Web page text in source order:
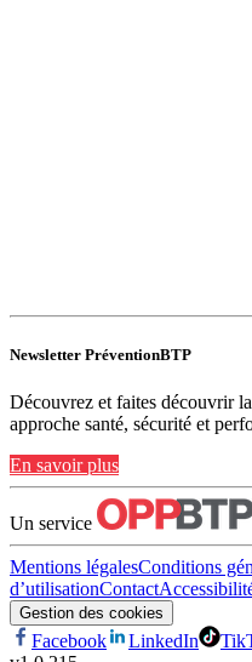
Newsletter PréventionBTP
Découvrez et faites découvrir
approche santé, sécurité et
En savoir plus
Un service
Mentions légalesConditions
d’utilisationContact
Gestion des cookies
Facebook LinkedIn